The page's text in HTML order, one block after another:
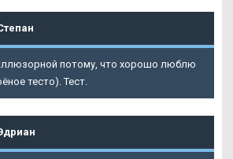
потому, что хорошо люблю
тесто). Тест.